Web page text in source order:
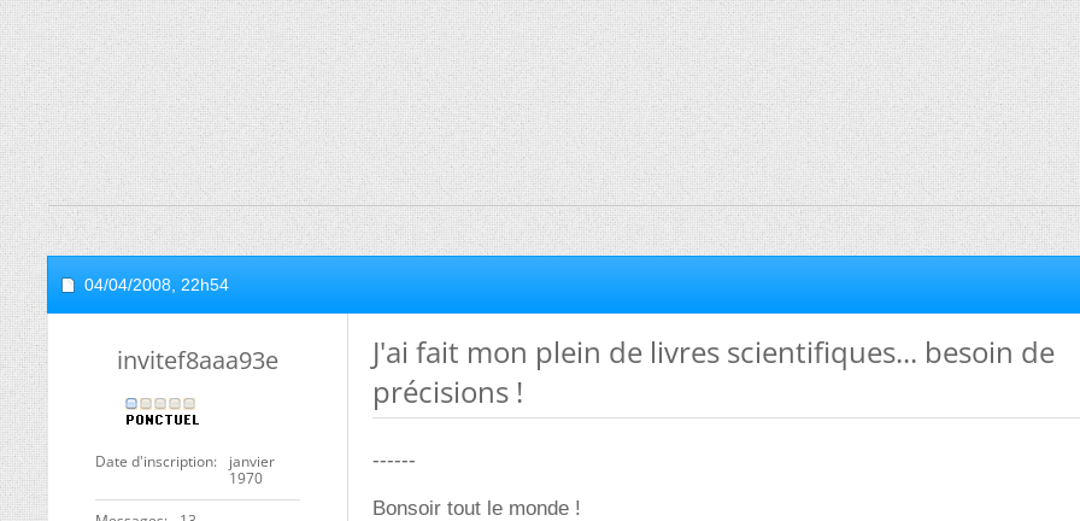
04/04/2008, 22h54
invitef8aaa93e
Date d'inscription
janvier
1970
J'ai fait mon plein de livres scientifiques... besoin de
précisions !
------
Bonsoir tout le monde !